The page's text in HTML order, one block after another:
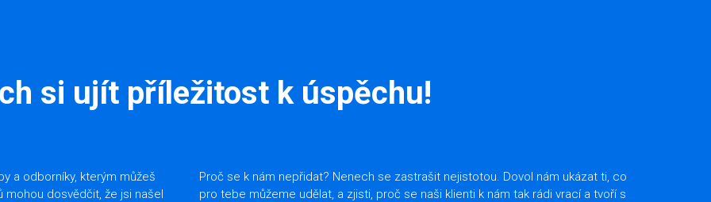
si ujít příležitost k úspěchu!
a odborníky, kterým můžeš
mohou dosvědčit, že jsi našel
Proč se k nám nepřidat? Nenech se zastrašit nejistotou. Dovol nám ukázat ti, co
pro tebe můžeme udělat, a zjisti, proč se naši klienti k nám tak rádi vrací a tvoří s